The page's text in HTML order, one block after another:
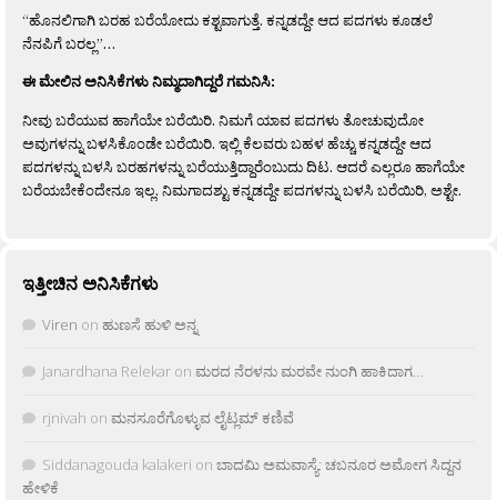
“ಹೊನಲಿಗಾಗಿ ಬರಹ ಬರೆಯೋದು ಕಶ್ಟವಾಗುತ್ತೆ. ಕನ್ನಡದ್ದೇ ಆದ ಪದಗಳು ಕೂಡಲೆ
ನೆನಪಿಗೆ ಬರಲ್ಲ”…
ಈ ಮೇಲಿನ ಅನಿಸಿಕೆಗಳು ನಿಮ್ಮದಾಗಿದ್ದರೆ ಗಮನಿಸಿ:
ನೀವು ಬರೆಯುವ ಹಾಗೆಯೇ ಬರೆಯಿರಿ. ನಿಮಗೆ ಯಾವ ಪದಗಳು ತೋಚುವುದೋ
ಅವುಗಳನ್ನು ಬಳಸಿಕೊಂಡೇ ಬರೆಯಿರಿ. ಇಲ್ಲಿ ಕೆಲವರು ಬಹಳ ಹೆಚ್ಚು ಕನ್ನಡದ್ದೇ ಆದ
ಪದಗಳನ್ನು ಬಳಸಿ ಬರಹಗಳನ್ನು ಬರೆಯುತ್ತಿದ್ದಾರೆಂಬುದು ದಿಟ. ಆದರೆ ಎಲ್ಲರೂ ಹಾಗೆಯೇ
ಬರೆಯಬೇಕೆಂದೇನೂ ಇಲ್ಲ. ನಿಮಗಾದಶ್ಟು ಕನ್ನಡದ್ದೇ ಪದಗಳನ್ನು ಬಳಸಿ ಬರೆಯಿರಿ, ಅಶ್ಟೇ.
ಇತ್ತೀಚಿನ ಅನಿಸಿಕೆಗಳು
Viren on ಹುಣಸೆ ಹುಳಿ ಅನ್ನ
Janardhana Relekar on ಮರದ ನೆರಳನು ಮರವೇ ನುಂಗಿ ಹಾಕಿದಾಗ…
rjnivah on ಮನಸೂರೆಗೊಳ್ಳುವ ಲೈಟ್ಲಮ್ ಕಣಿವೆ
Siddanagouda kalakeri on ಬಾದಮಿ ಅಮವಾಸ್ಯೆ: ಚಬನೂರ ಅಮೋಗ ಸಿದ್ದನ
ಹೇಳಿಕೆ